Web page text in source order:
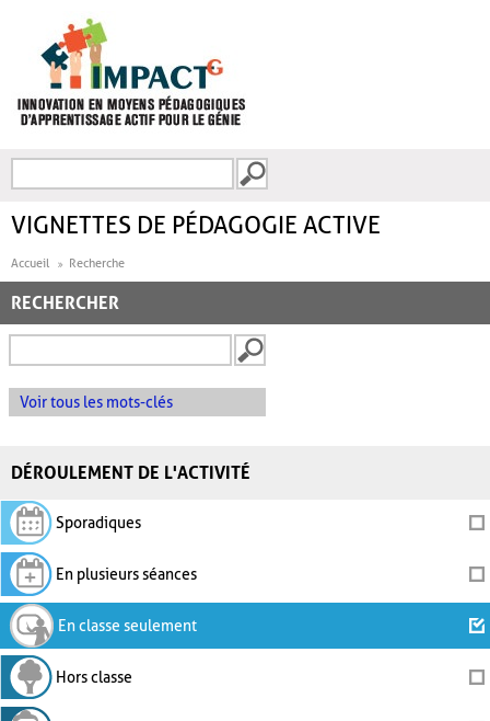
FORMULAIRE DE
VIGNETTES DE PÉDAGOGIE ACTIVE
Accueil Recherche
RECHERCHER
Voir tous les mots-clés
DÉROULEMENT DE L'ACTIVITÉ
Sporadiques
En plusieurs séances
En classe seulement
Hors classe